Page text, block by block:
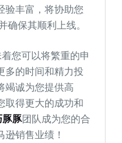
验丰富，将协助您
确保其顺利上线。
您可以将繁重的申
多的时间和精力投
竭诚为您提供高
取得更大的成功和
豚团队成为您的合
销售业绩！